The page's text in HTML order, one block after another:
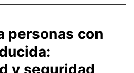
personas con
y seguridad